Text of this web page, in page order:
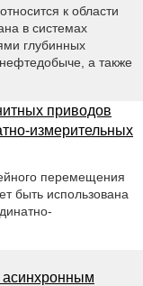
к области
в системах
глубинных
а также
приводов
измерительных
перемещения
быть использована